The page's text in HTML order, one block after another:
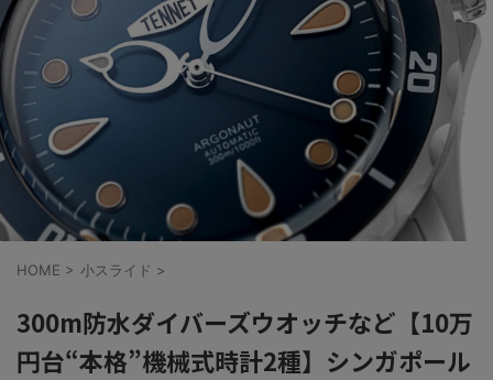
HOME > 小スライド >
300m防水ダイバーズウオッチなど【10万
円台“本格”機械式時計2種】シンガポール